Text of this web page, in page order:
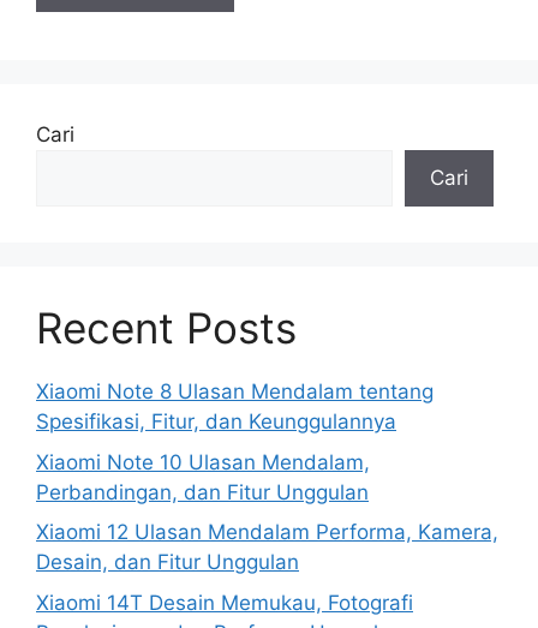
Cari
Cari
Recent Posts
Xiaomi Note 8 Ulasan Mendalam tentang
Spesifikasi, Fitur, dan Keunggulannya
Xiaomi Note 10 Ulasan Mendalam,
Perbandingan, dan Fitur Unggulan
Xiaomi 12 Ulasan Mendalam Performa, Kamera,
Desain, dan Fitur Unggulan
Xiaomi 14T Desain Memukau, Fotografi